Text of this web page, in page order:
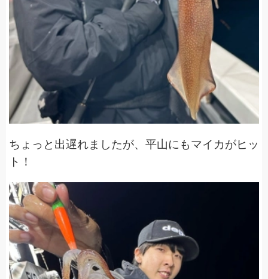
ちょっと出遅れましたが、平山にもマイカがヒッ
ト！